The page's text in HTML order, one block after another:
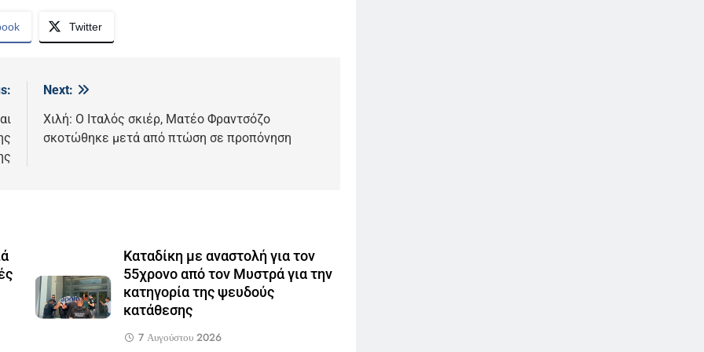
Twitter
Next:
Χιλή: Ο Ιταλός σκιέρ, Ματέο Φραντσόζο
σκοτώθηκε μετά από πτώση σε προπόνηση
Καταδίκη με αναστολή για τον
55χρονο από τον Μυστρά για την
κατηγορία της ψευδούς
κατάθεσης
7 Αυγούστου 2026